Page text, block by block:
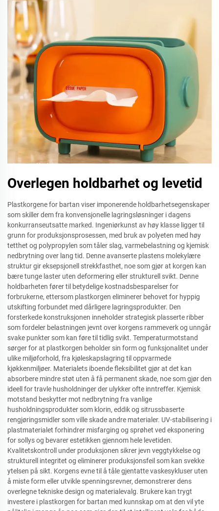
Overlegen holdbarhet og levetid
Plastkorgene for bartan viser imponerende holdbarhetsegenskaper
som skiller dem fra konvensjonelle lagringsløsninger i dagens
konkurranseutsatte marked. Ingeniørkunst av høy klasse ligger til
grunn for produksjonsprosessen, med bruk av polyeten med høy
tetthet og polypropylen som tåler slag, varmebelastning og kjemisk
nedbrytning over lang tid. Denne avanserte plastens molekylære
struktur gir eksepsjonell strekkfasthet, noe som gjør at korgen kan
bære tunge laster uten deformering eller strukturell svikt. Denne
holdbarheten fører til betydelige kostnadsbesparelser for
forbrukerne, ettersom plastkorgen eliminerer behovet for hyppig
utskifting forbundet med dårligere lagringsprodukter. Den
forsterkede konstruksjonen inneholder strategisk plasserte ribber
som fordeler belastningen jevnt over korgens rammeverk og unngår
svake punkter som kan føre til tidlig svikt. Temperaturmotstand
sørger for at plastkorgen beholder sin form og funksjonalitet under
ulike miljøforhold, fra kjøleskapslagring til oppvarmede
kjøkkenmiljøer. Materialets iboende fleksibilitet gjør at det kan
absorbere mindre støt uten å få permanent skade, noe som gjør den
ideell for travle husholdninger der ulykker ofte inntreffer. Kjemisk
motstand beskytter mot nedbrytning fra vanlige
husholdningsprodukter som klorin, eddik og sitrussbaserte
rengjøringsmidler som ville skade andre materialer. UV-stabilisering i
plastmaterialet forhindrer misfarging og sprøhet ved eksponering
for sollys og bevarer estetikken gjennom hele levetiden.
Kvalitetskontroll under produksjonen sikrer jevn veggtykkelse og
strukturell integritet og eliminerer produksjonsfeil som kan svekke
ytelsen på sikt. Korgens evne til å tåle gjentatte vaskesykluser uten
å miste form eller utvikle spenningsrevner, demonstrerer dens
overlegne tekniske design og materialevalg. Brukere kan trygt
investere i plastkorgen for bartan med kunnskap om at den vil yte